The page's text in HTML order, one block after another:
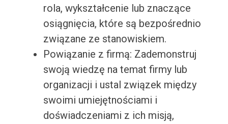
rola, wykształcenie lub znaczące
osiągnięcia, które są bezpośrednio
związane ze stanowiskiem.
Powiązanie z firmą: Zademonstruj
swoją wiedzę na temat firmy lub
organizacji i ustal związek między
swoimi umiejętnościami i
doświadczeniami z ich misją,